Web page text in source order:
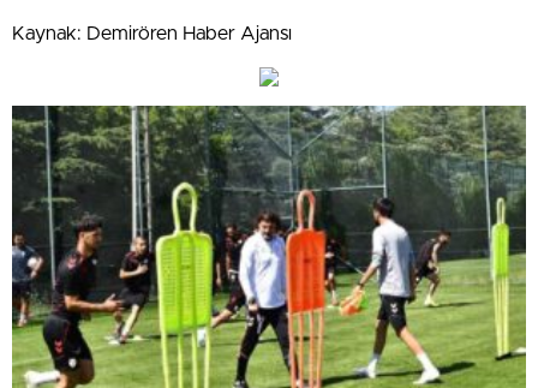
Kaynak: Demirören Haber Ajansı